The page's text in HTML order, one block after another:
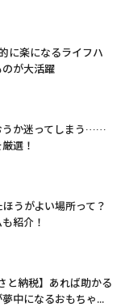
に楽になるライフハ
が大活躍
うか迷ってしまう……
選！
うがよい場所って？
紹介！
と納税】あれば助かる
中になるおもちゃ...